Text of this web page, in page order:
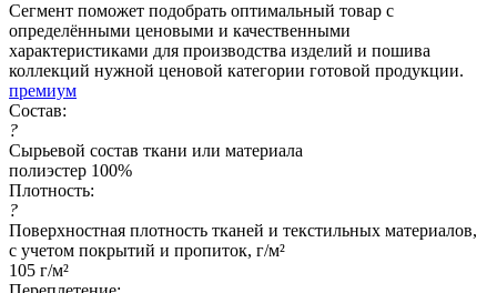
Сегмент поможет подобрать оптимальный товар с
определёнными ценовыми и качественными
характеристиками для производства изделий и пошива
коллекций нужной ценовой категории готовой продукции.
премиум
Состав:
?
Сырьевой состав ткани или материала
полиэстер 100%
Плотность:
?
Поверхностная плотность тканей и текстильных материалов,
с учетом покрытий и пропиток, г/м²
105 г/м²